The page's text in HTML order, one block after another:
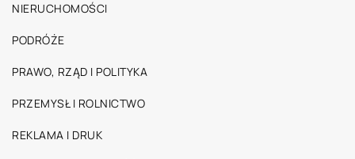
NIERUCHOMOŚCI
PODRÓŻE
PRAWO, RZĄD I POLITYKA
PRZEMYSŁ I ROLNICTWO
REKLAMA I DRUK